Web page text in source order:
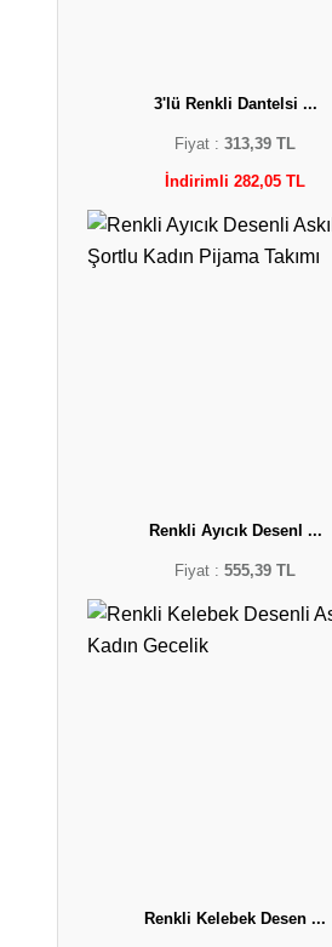
3'lü Renkli Dantelsi ...
Fiyat :313,39 TL
İndirimli 282,05 TL
Renkli Ayıcık Desenl ...
Fiyat :555,39 TL
Renkli Kelebek Desen ...